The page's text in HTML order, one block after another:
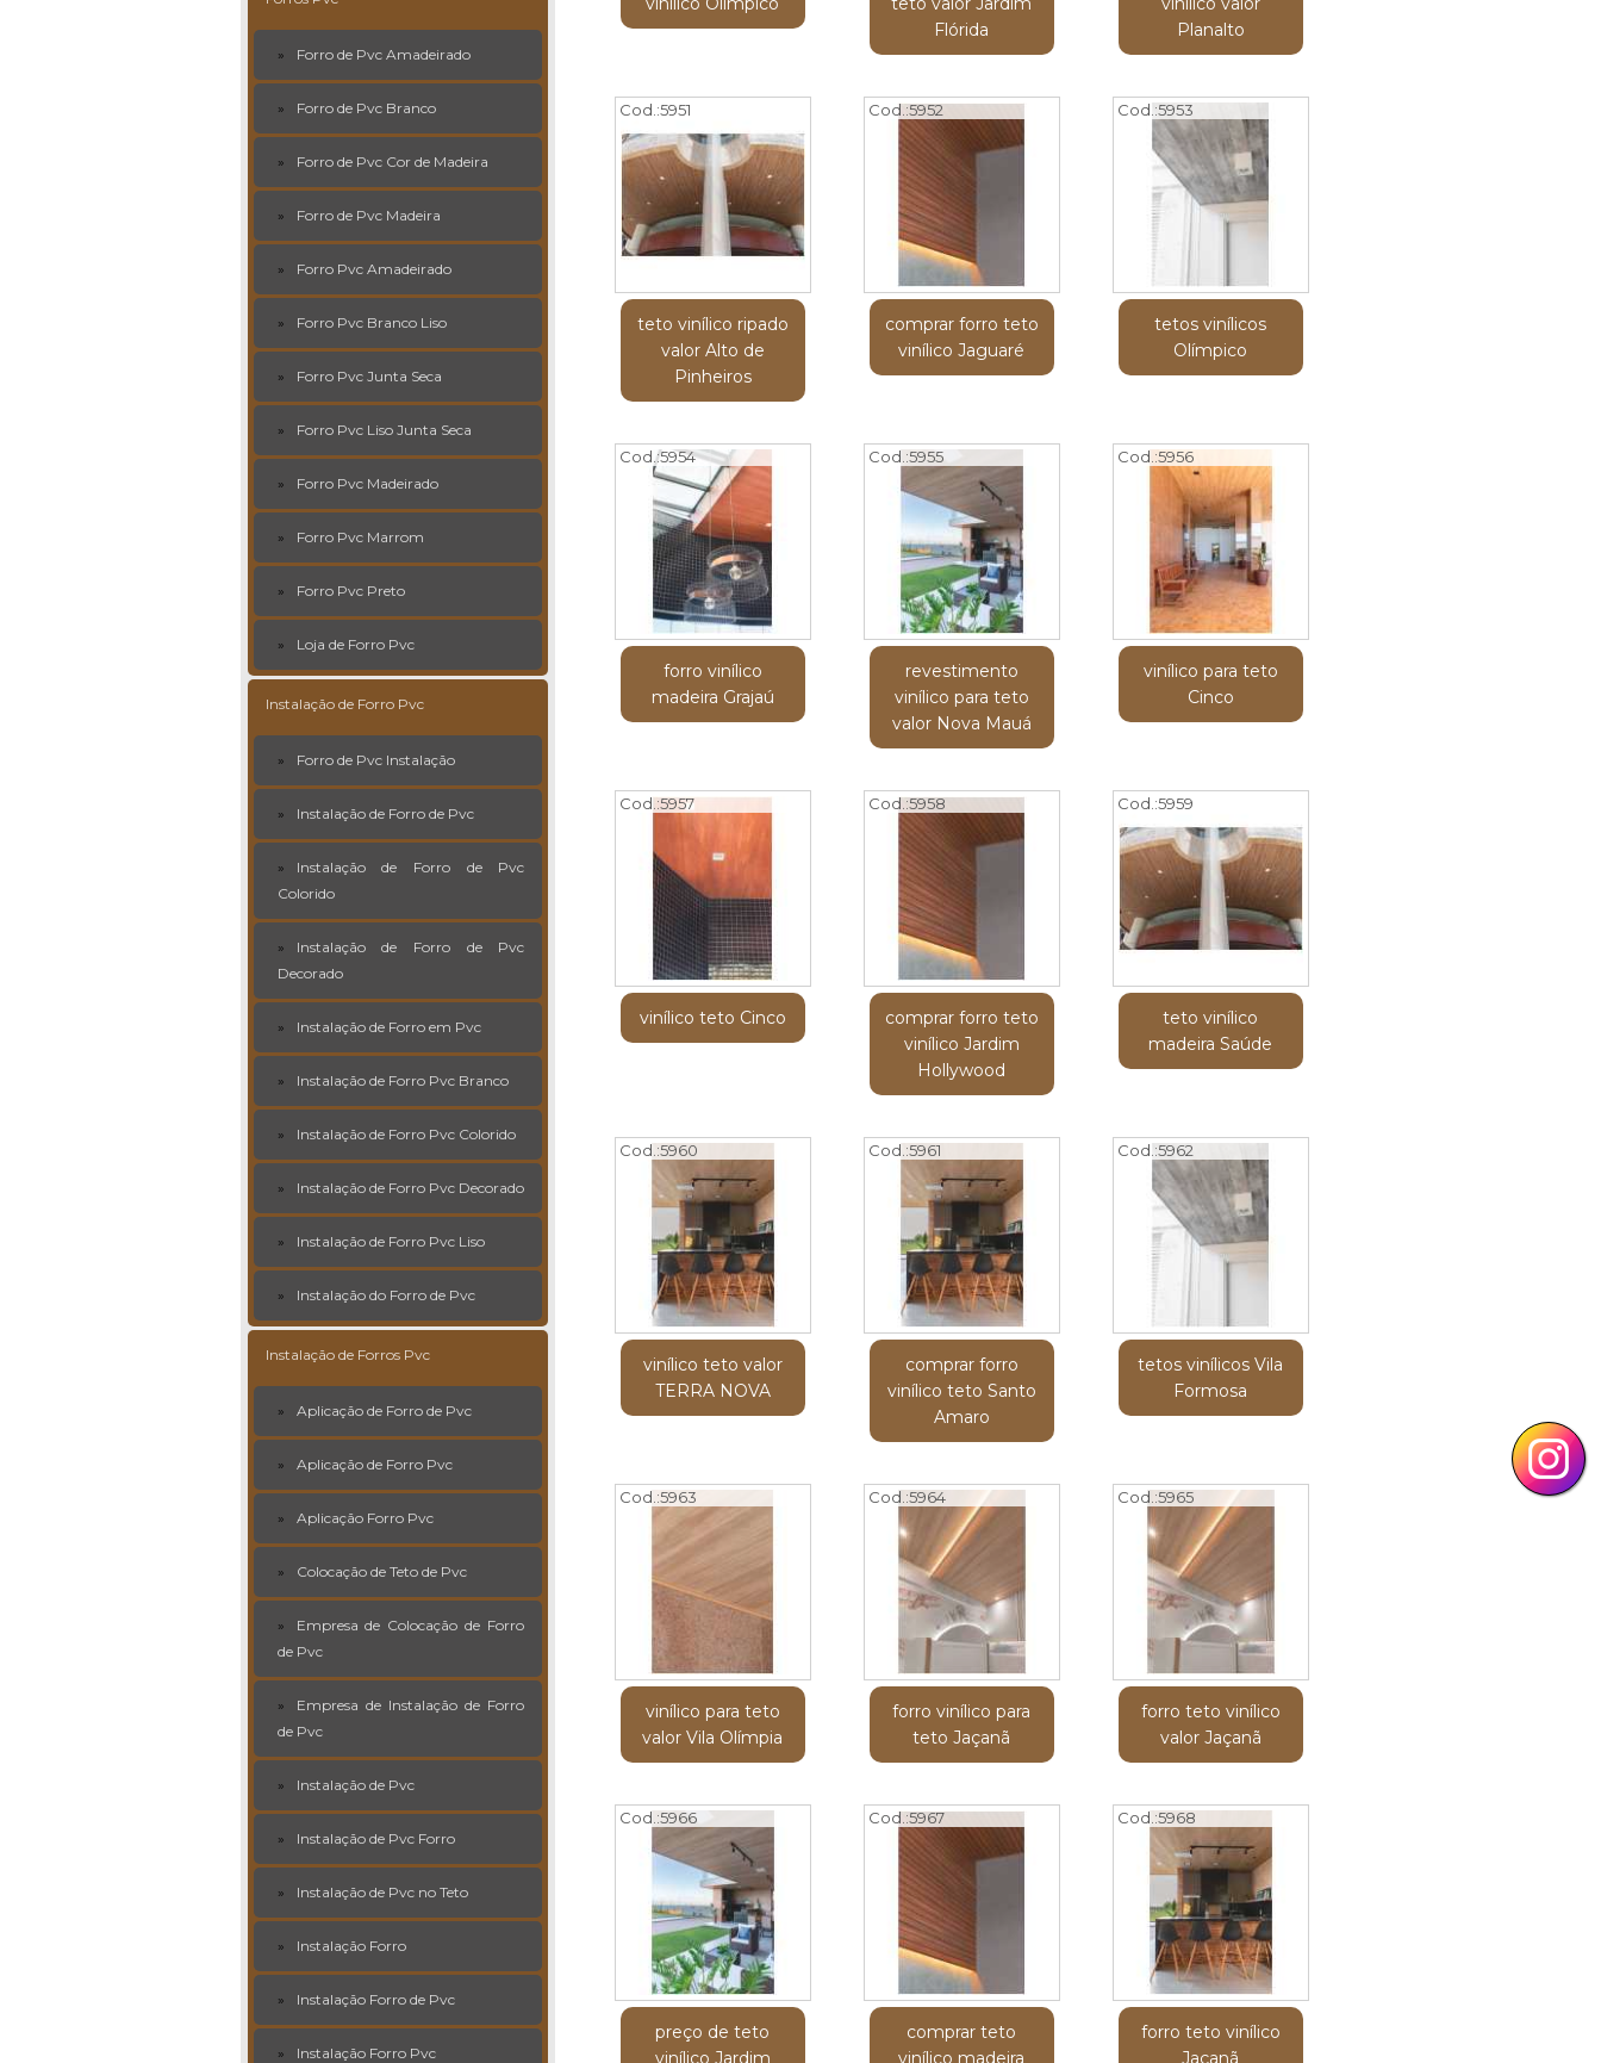
Forro de Pvc Amadeirado
Forro de Pvc Branco
Forro de Pvc Cor de Madeira
Forro de Pvc Madeira
Forro Pvc Amadeirado
Forro Pvc Branco Liso
Forro Pvc Junta Seca
Forro Pvc Liso Junta Seca
Forro Pvc Madeirado
Forro Pvc Marrom
Forro Pvc Preto
Loja de Forro Pvc
Instalação de Forro Pvc
Forro de Pvc Instalação
Instalação de Forro de Pvc
Instalação de Forro de Pvc
Colorido
Instalação de Forro de Pvc
Decorado
Instalação de Forro em Pvc
Instalação de Forro Pvc Branco
Instalação de Forro Pvc Colorido
Instalação de Forro Pvc Decorado
Instalação de Forro Pvc Liso
Instalação do Forro de Pvc
Instalação de Forros Pvc
Aplicação de Forro de Pvc
Aplicação de Forro Pvc
Aplicação Forro Pvc
Colocação de Teto de Pvc
Empresa de Colocação de Forro
de Pvc
Empresa de Instalação de Forro
de Pvc
Instalação de Pvc
Instalação de Pvc Forro
Instalação de Pvc no Teto
Instalação Forro
Instalação Forro de Pvc
Instalação Forro Pvc
Flórida
Planalto
Cod.:5951
teto vinílico ripado
valor Alto de
Pinheiros
Cod.:5952
comprar forro teto
vinílico Jaguaré
Cod.:5953
tetos vinílicos
Olímpico
Cod.:5954
forro vinílico
madeira Grajaú
Cod.:5955
revestimento
vinílico para teto
valor Nova Mauá
Cod.:5956
vinílico para teto
Cinco
Cod.:5957
vinílico teto Cinco
Cod.:5958
comprar forro teto
vinílico Jardim
Hollywood
Cod.:5959
teto vinílico
madeira Saúde
Cod.:5960
vinílico teto valor
TERRA NOVA
Cod.:5961
comprar forro
vinílico teto Santo
Amaro
Cod.:5962
tetos vinílicos Vila
Formosa
Cod.:5963
vinílico para teto
valor Vila Olímpia
Cod.:5964
forro vinílico para
teto Jaçanã
Cod.:5965
forro teto vinílico
valor Jaçanã
Cod.:5966
preço de teto
vinílico Jardim
Cod.:5967
comprar teto
vinílico madeira
Cod.:5968
forro teto vinílico
Jaçanã